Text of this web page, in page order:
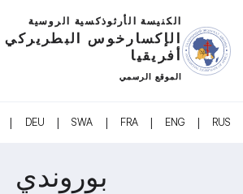
الكنيسة الأرثوذكسية الروسية
الإكسارخوس البطريركي
أفريقيا
الموقع الرسمي
RUS
|
ENG
|
FRA
|
SWA
|
DEU
|
بوروندي